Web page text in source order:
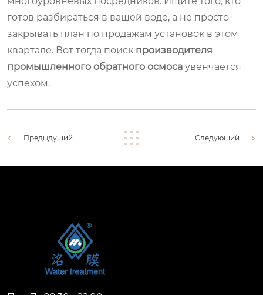
готов разбираться в вашей воде, а не просто
закрывать план по продажам установок в этом
квартале. Вот тогда поиск производителя
промышленного обратного осмоса увенчается
успехом.
Предыдущий Следующий